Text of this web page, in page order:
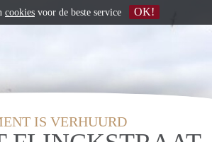
IS VERHUURD
cookies voor de beste service OK!